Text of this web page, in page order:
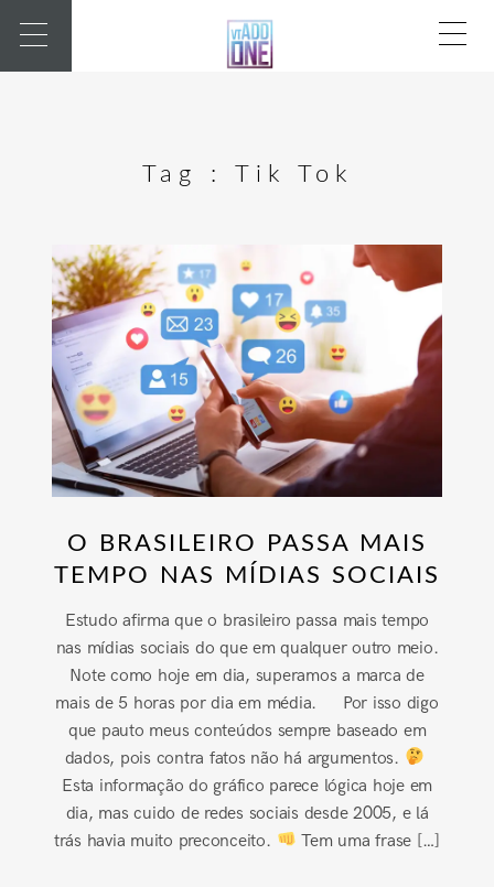
Tag : Tik Tok
O BRASILEIRO PASSA MAIS
TEMPO NAS MÍDIAS SOCIAIS
Estudo afirma que o brasileiro passa mais tempo
nas mídias sociais do que em qualquer outro meio.
Note como hoje em dia, superamos a marca de
mais de 5 horas por dia em média. Por isso digo
que pauto meus conteúdos sempre baseado em
dados, pois contra fatos não há argumentos.
Esta informação do gráfico parece lógica hoje em
dia, mas cuido de redes sociais desde 2005, e lá
trás havia muito preconceito.
Tem uma frase […]